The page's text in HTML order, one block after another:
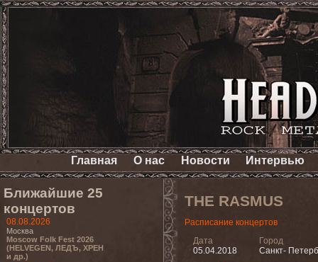
Главная О нас Новости Интервью
Ближайшие 25
концертов
08.08.2026
Москва
Moscow Folk Fest 2026
(HELVEGEN, ЛЕДЪ, ХРЕН
и др.)
THE RASMUS
Расписание концертов
Дата
05.04.2018
Город
Санкт-